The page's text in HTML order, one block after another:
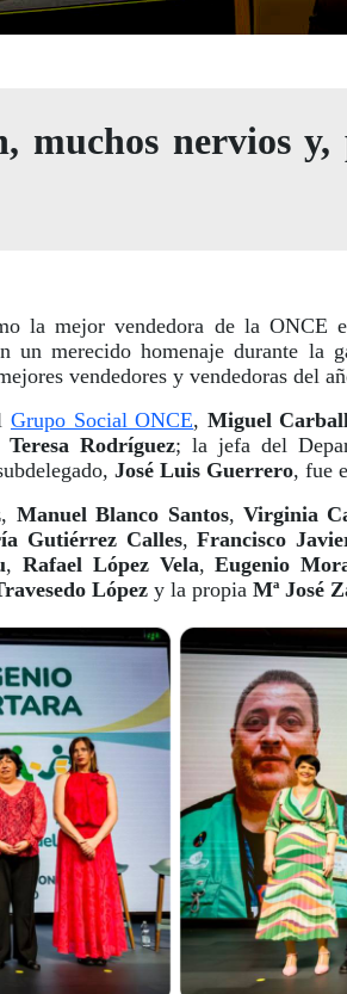
muchos nervios
la mejor vendedora de la
un merecido homenaje durante la
vendedores y vendedoras del
Grupo Social ONCE, Miguel
Teresa Rodríguez; la jefa del
José Luis Guerrero, fue
, Manuel Blanco Santos, Virginia
Gutiérrez Calles,Francisco
,Rafael López Vela,Eugenio
López y la propia Mª José